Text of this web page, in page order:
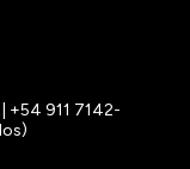
+54 911 7142-